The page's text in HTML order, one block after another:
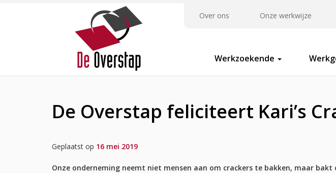
Over ons Onze werkwijze
Werkzoekende
De Overstap feliciteert Kari’s
Geplaatst op 16 mei 2019
Onze onderneming neemt niet mensen aan om crackers te bakken, maar bakt